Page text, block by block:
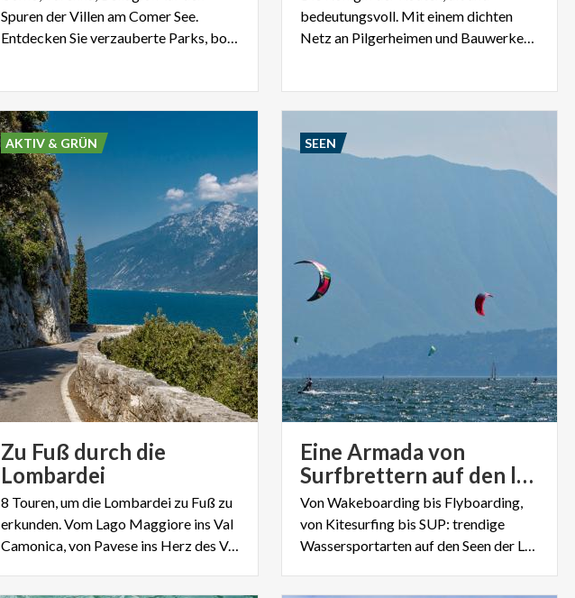
Spuren der Villen am Comer See.
Entdecken Sie verzauberte Parks, botanische Gärten und Kunstwerke.
bedeutungsvoll. Mit einem dichten
Netz an Pilgerheimen und Bauwerken, die von der historischen Bedeutung dieser Route zeugen.
Zu Fuß durch die
Lombardei
8 Touren, um die Lombardei zu Fuß zu
erkunden. Vom Lago Maggiore ins Val
Camonica, von Pavese ins Herz des Val Masino.
AKTIV & GRÜN
Eine Armada von
Surfbrettern auf den lombardischen Seen
Von Wakeboarding bis Flyboarding,
von Kitesurfing bis SUP: trendige
SEEN